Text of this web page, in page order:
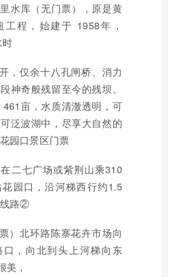
水库（无门票），原是黄
工程，始建于 1958年，
，仅余十八孔闸桥、消力
神奇般残留至今的残坝。
461亩，水质清澈透明，可
泛波湖中，尽享大自然的
园口景区门票
二七广场或紫荆山乘310
园口，沿河梯西行约1.5
路②
票）北环路陈寨花卉市场向
口，向北到头上河梯向东
美，